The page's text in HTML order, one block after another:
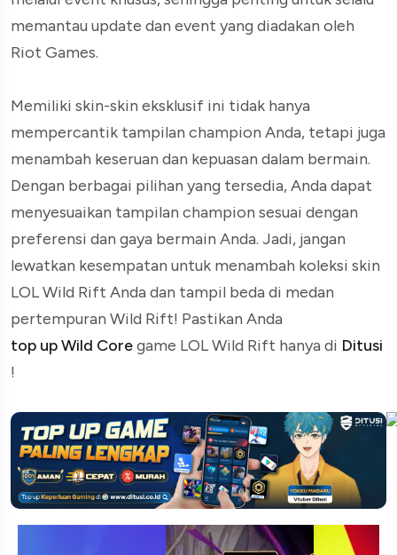
memantau update dan event yang diadakan oleh
Riot Games.
Memiliki skin-skin eksklusif ini tidak hanya
mempercantik tampilan champion Anda, tetapi juga
menambah keseruan dan kepuasan dalam bermain.
Dengan berbagai pilihan yang tersedia, Anda dapat
menyesuaikan tampilan champion sesuai dengan
preferensi dan gaya bermain Anda. Jadi, jangan
lewatkan kesempatan untuk menambah koleksi skin
LOL Wild Rift Anda dan tampil beda di medan
pertempuran Wild Rift! Pastikan Anda
top up Wild Coregame LOL Wild Rift hanya di Ditusi
!